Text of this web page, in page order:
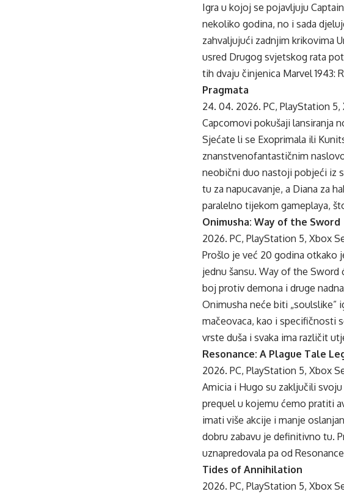
Igra u kojoj se pojavljuju
nekoliko godina, no i sada
zahvaljujući zadnjim krikovima
usred Drugog svjetskog rata
tih dvaju činjenica Marvel 1943:
Pragmata
24. 04. 2026. PC, PlayStation 5,
Capcomovi pokušaji lansiranja
Sjećate li se Exoprimala ili
znanstvenofantastičnim
neobični duo nastoji pobjeći iz
tu za napucavanje, a Diana za
paralelno tijekom gameplaya,
Onimusha: Way of the Sword
2026. PC, PlayStation 5, Xbox
Prošlo je već 20 godina otkako
jednu šansu. Way of the
boj protiv demona i druge
Onimusha neće biti „soulslike”
mačeovaca, kao i specifičnosti
vrste duša i svaka ima različit
Resonance: A Plague Tale
2026. PC, PlayStation 5, Xbox
Amicia i Hugo su zaključili
prequel u kojemu ćemo pratiti
imati više akcije i manje
dobru zabavu je definitivno tu.
uznapredovala pa od
Tides of Annihilation
2026. PC, PlayStation 5, Xbox